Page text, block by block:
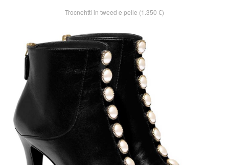
Trocnehtti in tweed e pelle (1.350 €)